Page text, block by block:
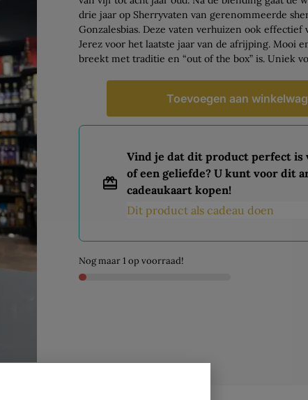
drie jaar op Sherryvaten van gerenommeerde
Gonzalesbias. Deze vaten verhuizen ook effectief
Jerez voor het laatste jaar van de afrijping. Mooi
breekt met traditie en “out of the box” is. Uniek
Toevoegen aan
Vind je dat dit product perfect is
of een geliefde? U kunt voor dit
cadeaukaart kopen!
Dit product als cadeau doen
Nog maar 1 op voorraad!